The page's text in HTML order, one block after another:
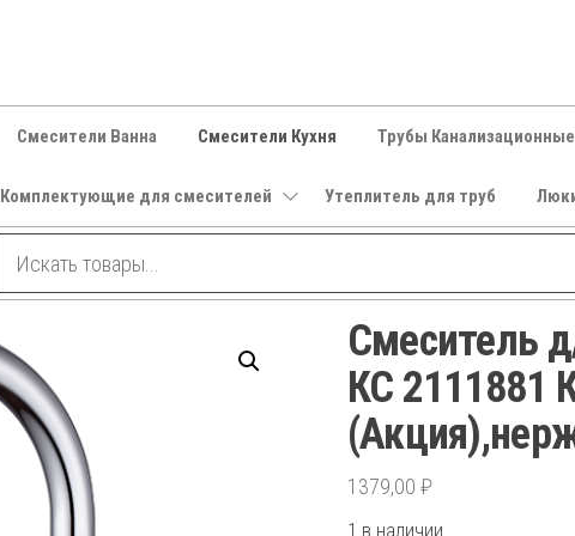
Смесители Ванна Смесители Кухня Трубы Канализационные
Комплектующие для смесителей Утеплитель для труб
Смеситель
КС 2111881
1379,00 ₽
1 в наличии